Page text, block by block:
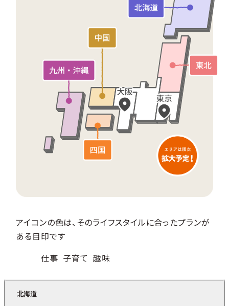
アイコンの色は、そのライフスタイルに合ったプランが
ある目印です
仕事 子育て 趣味
北海道